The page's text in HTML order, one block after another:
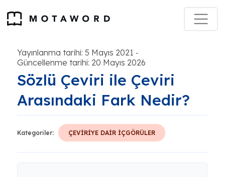
Yayınlanma tarihi: 5 Mayıs 2021 -
Güncellenme tarihi: 20 Mayıs 2026
Sözlü Çeviri ile Çeviri
Arasındaki Fark Nedir?
Kategoriler: ÇEVİRİYE DAİR İÇGÖRÜLER